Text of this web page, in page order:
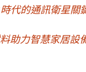
時代的通訊衛星關
助力智慧家居設